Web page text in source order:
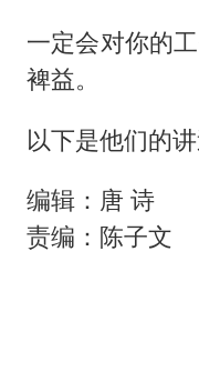
一定会对你的
裨益。
以下是他们的讲
编辑：唐 诗
责编：陈子文